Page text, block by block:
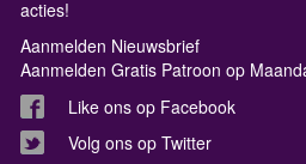
acties!
Aanmelden Nieuwsbrief
Aanmelden Gratis Patroon op
Like ons op Facebook
Volg ons op Twitter